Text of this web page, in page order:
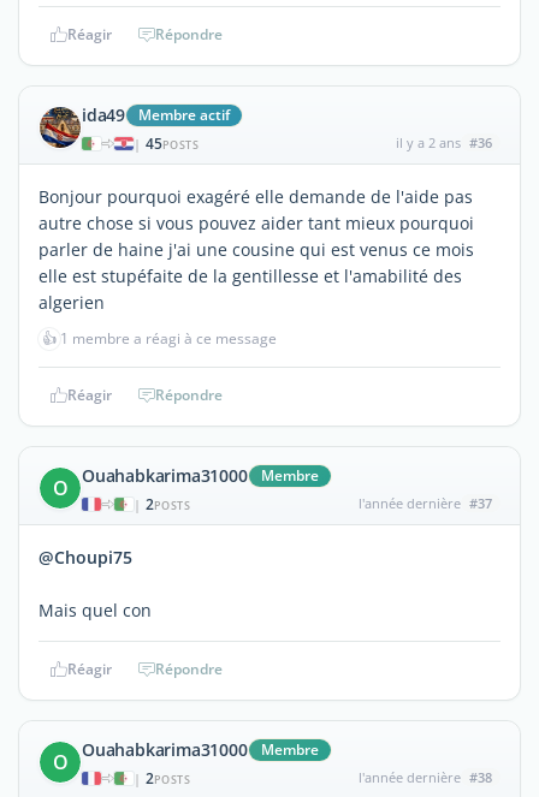
Réagir Répondre
ida49 Membre actif
| 45POSTS il y a 2 ans #36
Bonjour pourquoi exagéré elle demande de l'aide pas
autre chose si vous pouvez aider tant mieux pourquoi
parler de haine j'ai une cousine qui est venus ce mois
elle est stupéfaite de la gentillesse et l'amabilité des
algerien
👍 1 membre a réagi à ce message
Réagir Répondre
O Ouahabkarima31000 Membre
| 2POSTS l'année dernière #37
@Choupi75
Mais quel con
Réagir Répondre
O Ouahabkarima31000 Membre
| 2POSTS l'année dernière #38